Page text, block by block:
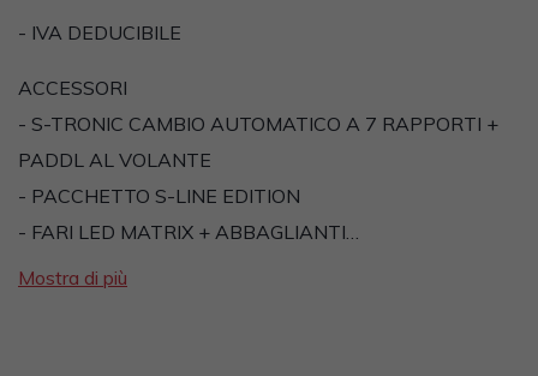
- IVA DEDUCIBILE
ACCESSORI
- S-TRONIC CAMBIO AUTOMATICO A 7 RAPPORTI +
PADDL AL VOLANTE
- PACCHETTO S-LINE EDITION
- FARI LED MATRIX + ABBAGLIANTI…
Mostra di più